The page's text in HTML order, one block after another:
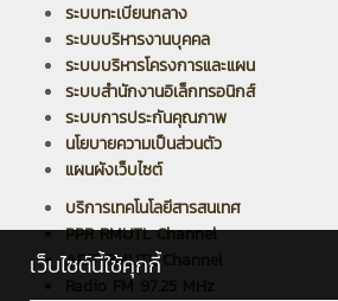
ระบบทะเบียนกลาง
ระบบบริหารงานบุคคล
ระบบบริหารโครงการและแผน
ระบบสำนักงานอิเล็กทรอนิกส์
ระบบการประกันคุณภาพ
นโยบายความเป็นส่วนตัว
แผนผังเว็บไซต์
บริการเทคโนโลยีสารสนเทศ
PPR RMUTL Channel
ARIT RMUTL Channel
Radio FM 97.25 MHz
เว็บไซต์นี้ใช้คุกกี้